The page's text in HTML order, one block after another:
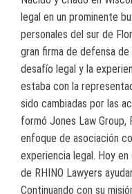
legal en un prominente
personales del sur de
gran firma de defensa
desafío legal y la
estaba con la
sido cambiadas por las
formó Jones Law Group,
enfoque de asociación
experiencia legal. Hoy
de RHINO Lawyers
Continuando con su